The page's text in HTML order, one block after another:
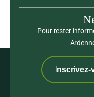
Pour rester